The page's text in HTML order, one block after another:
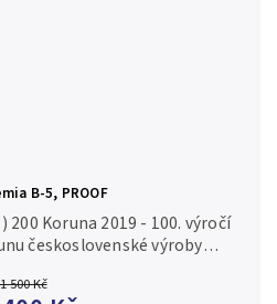
B-5, PROOF
1 500 Kč
200 Koruna 2019 - 100. výročí
československé výroby